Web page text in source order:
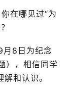
在哪见过“为
月8日为纪念
），相信同学
和认识。